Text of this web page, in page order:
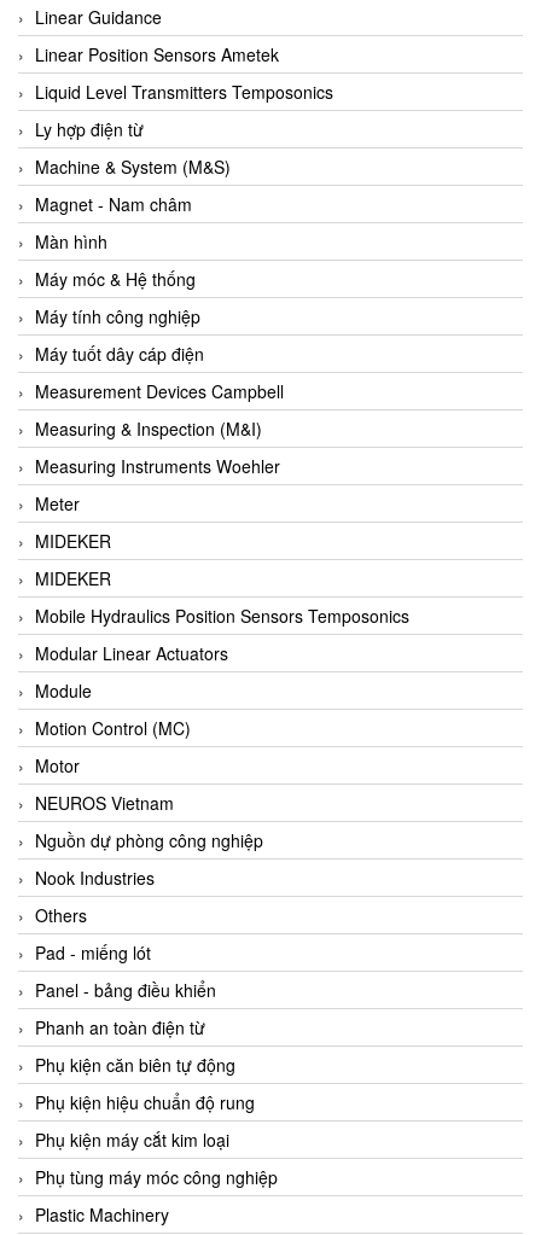
Axiomtek
AZBIL
B&C Electronics
B&R
Babcok wilcox
Baelz Automatic Vietnam
Bahr Modultechnik Vietnam
Balluff
BamBo Vietnam
Barel Vietnam
Barksdale
Bartec
Basco
Baumer
Baumuller Vietnam
Baykee
BBC Bircher Smart Access
BCS ITALY
BEA SENSORS
Beacon Extender
Beckhoff
Bedook
Bei Sensor
Beijer
Beinlich-pumps
Beka
BEKO
Belimo
Benetech Vietnam
Bently Nevada
Bentone Vietnam
Bernstein Vietnam
Berthold
Linear Guidance
Linear Position Sensors Ametek
Liquid Level Transmitters Temposonics
Ly hợp điện từ
Machine & System (M&S)
Magnet - Nam châm
Màn hình
Máy móc & Hệ thống
Máy tính công nghiệp
Máy tuốt dây cáp điện
Measurement Devices Campbell
Measuring & Inspection (M&I)
Measuring Instruments Woehler
Meter
MIDEKER
MIDEKER
Mobile Hydraulics Position Sensors Temposonics
Modular Linear Actuators
Module
Motion Control (MC)
Motor
NEUROS Vietnam
Nguồn dự phòng công nghiệp
Nook Industries
Others
Pad - miếng lót
Panel - bảng điều khiển
Phanh an toàn điện từ
Phụ kiện căn biên tự động
Phụ kiện hiệu chuẩn độ rung
Phụ kiện máy cắt kim loại
Phụ tùng máy móc công nghiệp
Plastic Machinery